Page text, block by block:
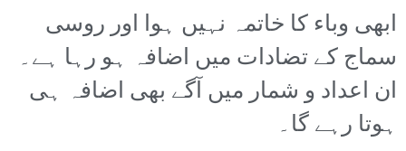
ابھی وباء کا خاتمہ نہیں ہوا اور روسی
سماج کے تضادات میں اضافہ ہو رہا ہے۔
ان اعداد و شمار میں آگے بھی اضافہ ہی
ہوتا رہے گا۔